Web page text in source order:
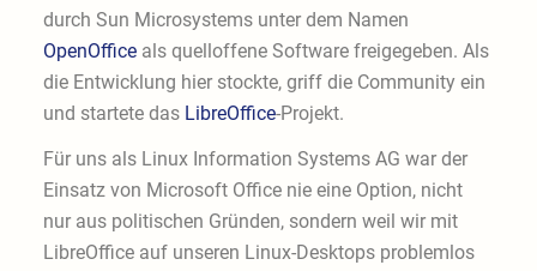
durch Sun Microsystems unter dem Namen
OpenOfficeals quelloffene Software freigegeben. Als
die Entwicklung hier stockte, griff die Community ein
und startete das LibreOffice-Projekt.
Für uns als Linux Information Systems AG war der
Einsatz von Microsoft Office nie eine Option, nicht
nur aus politischen Gründen, sondern weil wir mit
LibreOffice auf unseren Linux-Desktops problemlos